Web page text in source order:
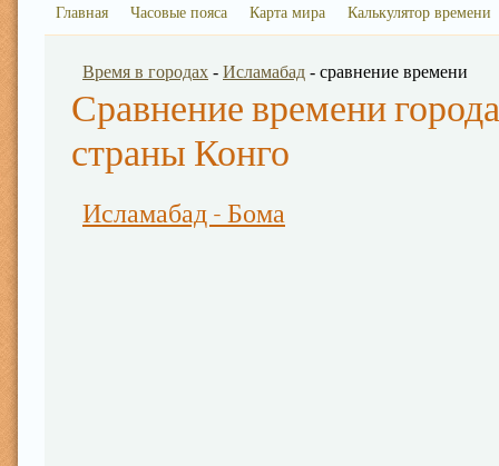
Главная Часовые пояса Карта мира Калькулятор времени
Время в городах - Исламабад - сравнение времени
Сравнение времени
страны Конго
Исламабад - Бома